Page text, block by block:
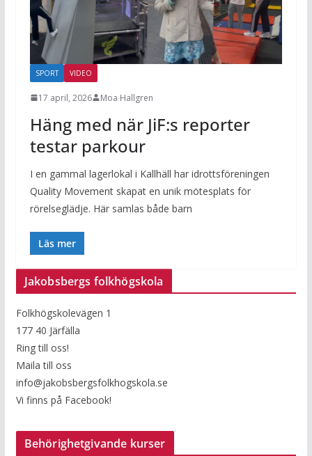
SPORT VIDEO
17 april, 2026 Moa Hallgren
Häng med när JiF:s reporter
testar parkour
I en gammal lagerlokal i Kallhäll har idrottsföreningen
Quality Movement skapat en unik mötesplats för
rörelseglädje. Här samlas både barn
Läs mer
Jakobsbergs folkhögskola
Folkhögskolevägen 1
177 40 Järfälla
Ring till oss!
Maila till oss
info@jakobsbergsfolkhogskola.se
Vi finns på Facebook!
Behörighetgivande kurser